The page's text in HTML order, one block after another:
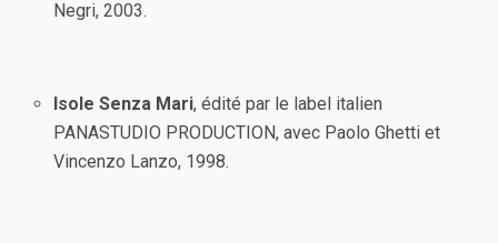
Negri, 2003.
Isole Senza Mari, édité par le label italien
PANASTUDIO PRODUCTION, avec Paolo Ghetti et
Vincenzo Lanzo, 1998.